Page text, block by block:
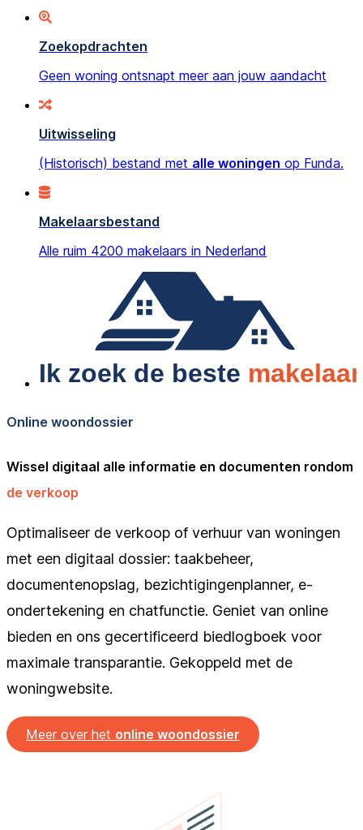
Zoekopdrachten
Geen woning ontsnapt meer aan jouw aandacht
Uitwisseling
(Historisch) bestand met alle woningen op Funda.
Makelaarsbestand
Alle ruim 4200 makelaars in Nederland
Online woondossier
Wissel digitaal alle informatie en documenten rondom
de verkoop
Optimaliseer de verkoop of verhuur van woningen
met een digitaal dossier: taakbeheer,
documentenopslag, bezichtigingenplanner, e-
ondertekening en chatfunctie. Geniet van online
bieden en ons gecertificeerd biedlogboek voor
maximale transparantie. Gekoppeld met de
woningwebsite.
Meer over het online woondossier